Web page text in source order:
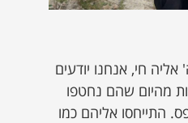
חי, אנחנו יודעים
מהיום שהם נחטפו
התייחסו אליהם כמו